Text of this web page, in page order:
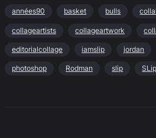
années90 basket bulls
collageartists collageartwork
editorialcollage iamslip jordan
photoshop Rodman slip